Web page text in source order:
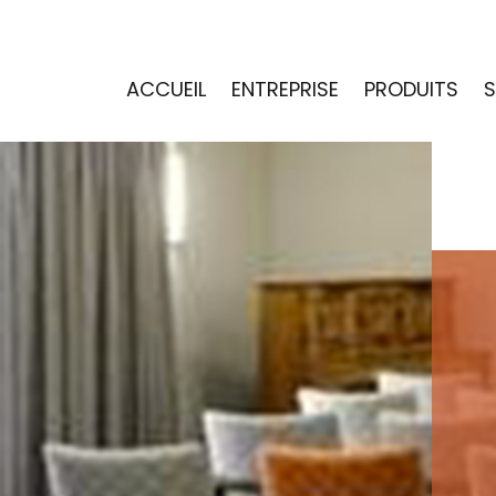
ACCUEIL ENTREPRISE PRODUITS